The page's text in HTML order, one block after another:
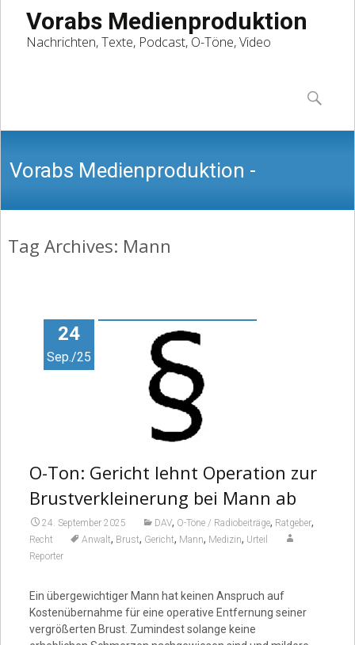
Vorabs Medienproduktion
Nachrichten, Texte, Podcast, O-Töne, Video
content
Suchen
nach:
Vorabs Medienproduktion -
Nachrichten, Texte, Podcast, O-Töne,
Video
Tag Archives: Mann
24
Sep./25
O-Ton: Gericht lehnt Operation zur
Brustverkleinerung bei Mann ab
24. September 2025 DAV, O-Töne / Radiobeiträge, Ratgeber,
Recht Anwalt, Brust, Gericht, Mann, Medizin, Urteil
Reporter
Ein übergewichtiger Mann hat keinen Anspruch auf
Kostenübernahme für eine operative Entfernung seiner
vergrößerten Brust. Zumindest solange keine